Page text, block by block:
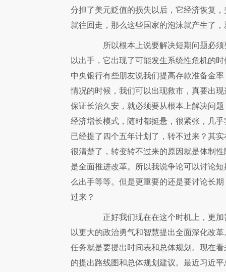
分担了美元贬值的损失以后，它经济恢复
就往回走，那么这些国家的泡沫就产生了
所以根本上说要解决短期问题必须
以出手，它出现了可能发生系统性危机的
中央银行有些朋友说我们提高存款准备金
情况的时候，我们可以出现救市，真要出
保证长治久安，就必须要从根本上解决问
经济增长模式，随时都挺悬，很紧张，几
已经提了四个五年计划了，转不过来？其
很清楚了，转变转不过来的原因就是体制
是全面推进改革。所以我说争论可以讨论
么出手等等。但是更重要的还是要讨论长
过来？
正好我们现在在这个时机上，更加
以更大的政治勇气和智慧提出全面深化改
任务就是要提出时间表和总体规划。现在
的提出路线图和总体规划建议。最近习近